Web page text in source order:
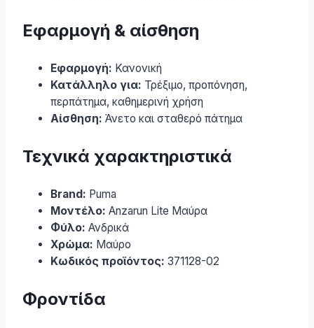
Εφαρμογή & αίσθηση
Εφαρμογή: Κανονική
Κατάλληλο για: Τρέξιμο, προπόνηση,
περπάτημα, καθημερινή χρήση
Αίσθηση: Άνετο και σταθερό πάτημα
Τεχνικά χαρακτηριστικά
Brand: Puma
Μοντέλο: Anzarun Lite Μαύρα
Φύλο: Ανδρικά
Χρώμα: Μαύρο
Κωδικός προϊόντος: 371128-02
Φροντίδα